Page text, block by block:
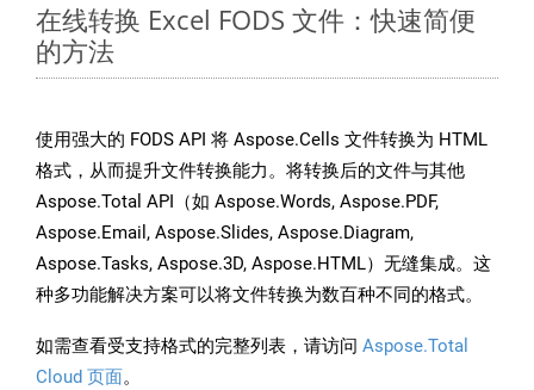
在线转换 Excel FODS 文件：快速简便
的方法
使用强大的 FODS API 将 Aspose.Cells 文件转换为 HTML
格式，从而提升文件转换能力。将转换后的文件与其他
Aspose.Total API（如 Aspose.Words, Aspose.PDF,
Aspose.Email, Aspose.Slides, Aspose.Diagram,
Aspose.Tasks, Aspose.3D, Aspose.HTML）无缝集成。这
种多功能解决方案可以将文件转换为数百种不同的格式。
如需查看受支持格式的完整列表，请访问 Aspose.Total
Cloud 页面。